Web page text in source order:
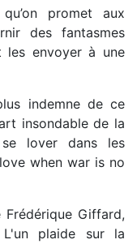
promet aux
des fantasmes
les envoyer à une
indemne de ce
insondable de la
lover dans les
when war is no
Giffard,
L'un plaide sur la